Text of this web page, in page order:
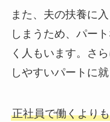
また、夫の扶養に
しまうため、パー
く人もいます。さ
しやすいパートに
正社員で働くより